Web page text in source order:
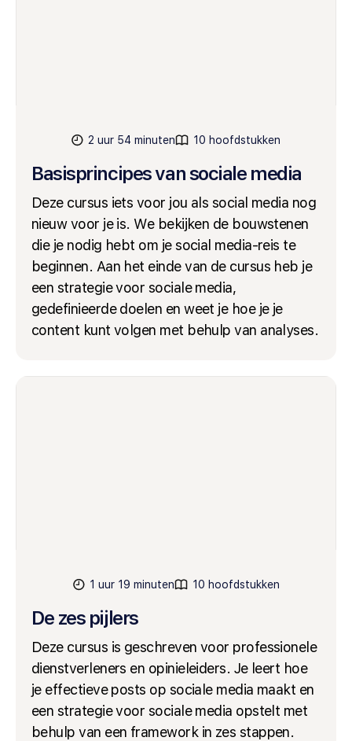
2 uur 54 minuten 10 hoofdstukken
Basisprincipes van sociale media
Deze cursus iets voor jou als social media nog
nieuw voor je is. We bekijken de bouwstenen
die je nodig hebt om je social media-reis te
beginnen. Aan het einde van de cursus heb je
een strategie voor sociale media,
gedefinieerde doelen en weet je hoe je je
content kunt volgen met behulp van analyses.
1 uur 19 minuten 10 hoofdstukken
De zes pijlers
Deze cursus is geschreven voor professionele
dienstverleners en opinieleiders. Je leert hoe
je effectieve posts op sociale media maakt en
een strategie voor sociale media opstelt met
behulp van een framework in zes stappen.